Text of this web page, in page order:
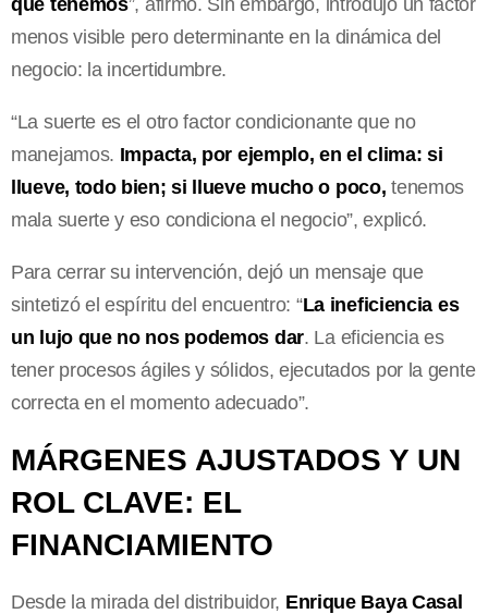
menos visible pero determinante en la dinámica del
negocio: la incertidumbre.
“La suerte es el otro factor condicionante que no
manejamos. Impacta, por ejemplo, en el clima: si
llueve, todo bien; si llueve mucho o poco, tenemos
mala suerte y eso condiciona el negocio”, explicó.
Para cerrar su intervención, dejó un mensaje que
sintetizó el espíritu del encuentro: “La ineficiencia es
un lujo que no nos podemos dar. La eficiencia es
tener procesos ágiles y sólidos, ejecutados por la gente
correcta en el momento adecuado”.
MÁRGENES AJUSTADOS Y UN
ROL CLAVE: EL
FINANCIAMIENTO
Desde la mirada del distribuidor, Enrique Baya Casal